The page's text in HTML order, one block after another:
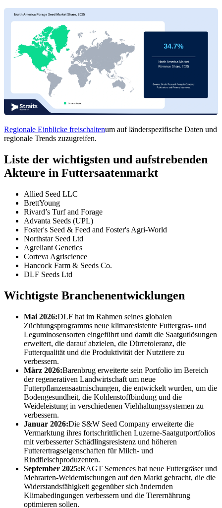
Regionale Einblicke freischaltenum auf länderspezifische Daten und
regionale Trends zuzugreifen.
Liste der wichtigsten und aufstrebenden
Akteure in Futtersaatenmarkt
Allied Seed LLC
BrettYoung
Rivard’s Turf and Forage
Advanta Seeds (UPL)
Foster's Seed & Feed and Foster's Agri-World
Northstar Seed Ltd
Agreliant Genetics
Corteva Agriscience
Hancock Farm & Seeds Co.
DLF Seeds Ltd
Wichtigste Branchenentwicklungen
Mai 2026:DLF hat im Rahmen seines globalen
Züchtungsprogramms neue klimaresistente Futtergras- und
Leguminosensorten eingeführt und damit die Saatgutlösungen
erweitert, die darauf abzielen, die Dürretoleranz, die
Futterqualität und die Produktivität der Nutztiere zu
verbessern.
März 2026:Barenbrug erweiterte sein Portfolio im Bereich
der regenerativen Landwirtschaft um neue
Futterpflanzensaatmischungen, die entwickelt wurden, um die
Bodengesundheit, die Kohlenstoffbindung und die
Weideleistung in verschiedenen Viehhaltungssystemen zu
verbessern.
Januar 2026:Die S&W Seed Company erweiterte die
Vermarktung ihres fortschrittlichen Luzerne-Saatgutportfolios
mit verbesserter Schädlingsresistenz und höheren
Futterertragseigenschaften für Milch- und
Rindfleischproduzenten.
September 2025:RAGT Semences hat neue Futtergräser und
Mehrarten-Weidemischungen auf den Markt gebracht, die die
Widerstandsfähigkeit gegenüber sich ändernden
Klimabedingungen verbessern und die Tierernährung
optimieren sollen.